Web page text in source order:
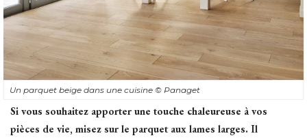
Un parquet beige dans une cuisine © Panaget
Si vous souhaitez apporter une touche chaleureuse à vos
pièces de vie, misez sur le parquet aux lames larges. Il